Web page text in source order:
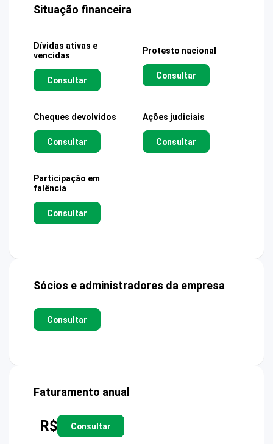
Situação financeira
Dívidas ativas e
vencidas
Consultar
Protesto nacional
Consultar
Cheques devolvidos
Consultar
Ações judiciais
Consultar
Participação em
falência
Consultar
Sócios e administradores da empresa
Consultar
Faturamento anual
R$ Consultar